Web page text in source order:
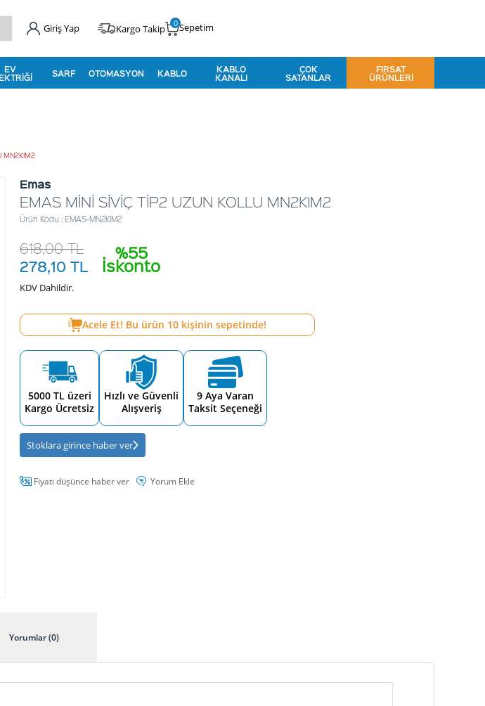
Giriş Yap Kargo Takip Sepetim
0
EV SARF OTOMASYON KABLO KABLO
KANALI
ÇOK
SATANLAR
FIRSAT
ÜRÜNLERI
MN2KIM2
Emas
EMAS MİNİ SİVİÇ TİP2 UZUN KOLLU MN2KIM2
Ürün Kodu : EMAS-MN2KIM2
%55
İskonto
618,00TL
278,10 TL
KDV Dahildir.
Acele Et! Bu ürün 10kişinin sepetinde!
5000 TL üzeri
Kargo Ücretsiz
Hızlı ve Güvenli
Alışveriş
9 Aya Varan
Taksit Seçeneği
Stoklara girince haber ver
Fiyatı düşünce haber ver Yorum Ekle
Yorumlar (0)